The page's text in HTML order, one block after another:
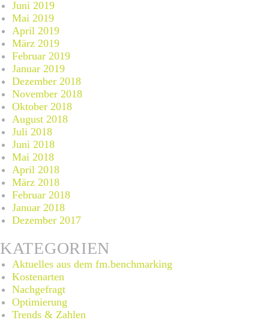
Juni 2019
Mai 2019
April 2019
März 2019
Februar 2019
Januar 2019
Dezember 2018
November 2018
Oktober 2018
August 2018
Juli 2018
Juni 2018
Mai 2018
April 2018
März 2018
Februar 2018
Januar 2018
Dezember 2017
KATEGORIEN
Aktuelles aus dem fm.benchmarking
Kostenarten
Nachgefragt
Optimierung
Trends & Zahlen